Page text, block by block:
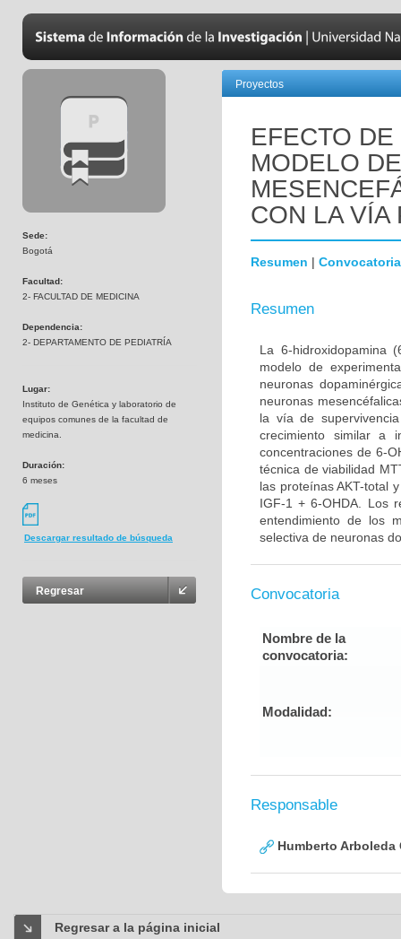
Sede:
Bogotá
Facultad:
2- FACULTAD DE MEDICINA
Dependencia:
2- DEPARTAMENTO DE PEDIATRÍA
Lugar:
Instituto de Genética y laboratorio de
equipos comunes de la facultad de
medicina.
Duración:
6 meses
Descargar resultado de búsqueda
Regresar
Proyectos
EFECTO
MODELO
CON LA VÍA
Resumen | Convocatoria
Resumen
La 6-hidroxidopamina
modelo de
neuronas
neuronas
la vía de
crecimiento similar a
concentraciones de 6-
técnica de viabilidad
las proteínas AKT-total
IGF-1 + 6-OHDA. Los
entendimiento de los
selectiva de neuronas
Convocatoria
Nombre de la
convocatoria:
Modalidad:
Responsable
Humberto Arboleda
Regresar a la página inicial